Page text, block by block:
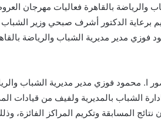
والرياضة بالقاهرة فعاليات مهرجان
برعاية الدكتور أشرف صبحي وزير الشباب
فوزي مدير مديرية الشباب والرياضة
ا. محمود فوزي مدير مديرية الشباب
الشباب بالمديرية ولفيف من قيادات
نتائج المسابقة وتكريم المراكز الفائزة،